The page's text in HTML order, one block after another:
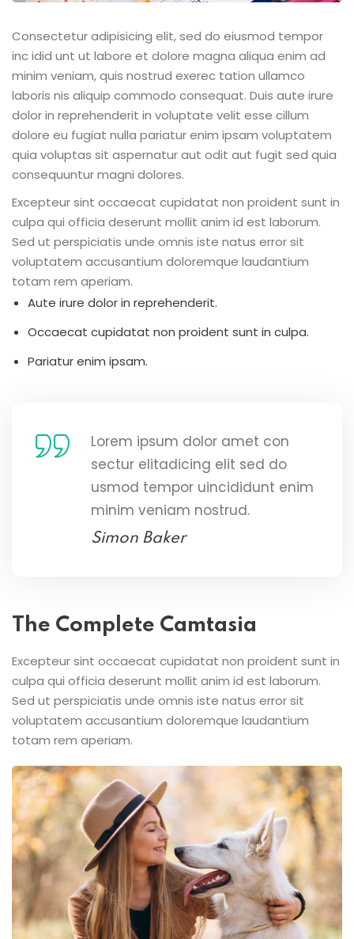
Consectetur adipisicing elit, sed do eiusmod tempor
inc idid unt ut labore et dolore magna aliqua enim ad
minim veniam, quis nostrud exerec tation ullamco
laboris nis aliquip commodo consequat. Duis aute irure
dolor in reprehenderit in voluptate velit esse cillum
dolore eu fugiat nulla pariatur enim ipsam voluptatem
quia voluptas sit aspernatur aut odit aut fugit sed quia
consequuntur magni dolores.
Excepteur sint occaecat cupidatat non proident sunt in
culpa qui officia deserunt mollit anim id est laborum.
Sed ut perspiciatis unde omnis iste natus error sit
voluptatem accusantium doloremque laudantium
totam rem aperiam.
Aute irure dolor in reprehenderit.
Occaecat cupidatat non proident sunt in culpa.
Pariatur enim ipsam.
Lorem ipsum dolor amet con
sectur elitadicing elit sed do
usmod tempor uincididunt enim
minim veniam nostrud.
Simon Baker
The Complete Camtasia
Excepteur sint occaecat cupidatat non proident sunt in
culpa qui officia deserunt mollit anim id est laborum.
Sed ut perspiciatis unde omnis iste natus error sit
voluptatem accusantium doloremque laudantium
totam rem aperiam.